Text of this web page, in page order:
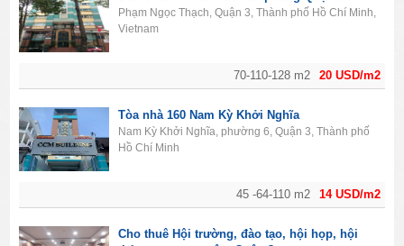
20 USD/m2
70-110-128 m2
Phạm Ngọc Thạch, Quận 3, Thành phố Hồ Chí Minh,
Vietnam
14 USD/m2
45 -64-110 m2
Tòa nhà 160 Nam Kỳ Khởi Nghĩa
Nam Kỳ Khởi Nghĩa, phường 6, Quận 3, Thành phố
Hồ Chí Minh
Cho thuê Hội trường, đào tạo, hội họp, hội